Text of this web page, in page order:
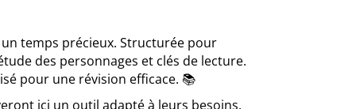
temps précieux. Structurée pour
des personnages et clés de lecture.
pour une révision efficace. 📚
ici un outil adapté à leurs besoins.